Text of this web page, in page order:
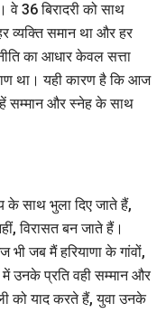
वे 36 बिरादरी को साथ
समान था और हर
का आधार केवल सत्ता
था। यही कारण है कि आज
सम्मान और स्नेह के साथ
साथ भुला दिए जाते हैं,
विरासत बन जाते हैं।
जब मैं हरियाणा के गांवों,
उनके प्रति वही सम्मान और
को याद करते हैं, युवा उनके